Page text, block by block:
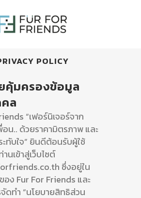
POLICY
คุ้มครองข้อมูล
ล
“เฟอร์นิเจอร์จาก
อน.. ด้วยราคามิตรภาพ และ
ทับใจ” ยินดีต้อนรับผู้ใช้
นเข้าสู่เว็บไซต์
ซึ่งอยู่ใน
อง Fur For Friends และ
ดทำ “นโยบายสิทธิส่วน